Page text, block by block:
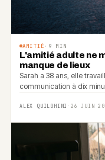
AMITIÉ · 9 MIN
L'amitié adulte ne
manque de lieux
Sarah a 38 ans, elle
communication à dix
ALEX QUILGHINI · 26 JUIN